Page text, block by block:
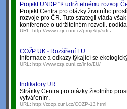
Projekt UNDP "K udržitelnému rozvoji
Projekt Centra pro otázky životního
rozvoje pro ČR. Tuto strategii vláda
konference o udržitelném rozvoji,
URL: http://www.czp.cuni.cz/projekty/sdcz
COŽP UK - Rozšíření EU
Informace a odkazy týkající se
URL: http://www.czp.cuni.cz/info/EU/
Indikátory UR
Stránky Centra pro otázky životního
vytvářením.
URL: http://cozp.cuni.cz/COZP-13.html